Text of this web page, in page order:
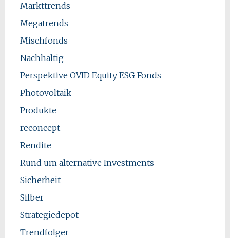
Markttrends
Megatrends
Mischfonds
Nachhaltig
Perspektive OVID Equity ESG Fonds
Photovoltaik
Produkte
reconcept
Rendite
Rund um alternative Investments
Sicherheit
Silber
Strategiedepot
Trendfolger